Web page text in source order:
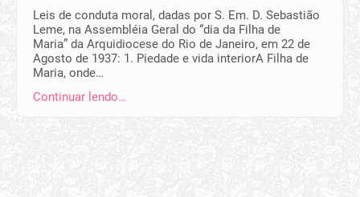
Leis de conduta moral, dadas por S. Em. D. Sebastião
Leme, na Assembléia Geral do “dia da Filha de
Maria” da Arquidiocese do Rio de Janeiro, em 22 de
Agosto de 1937: 1. Piedade e vida interiorA Filha de
Maria, onde…
Continuar lendo…